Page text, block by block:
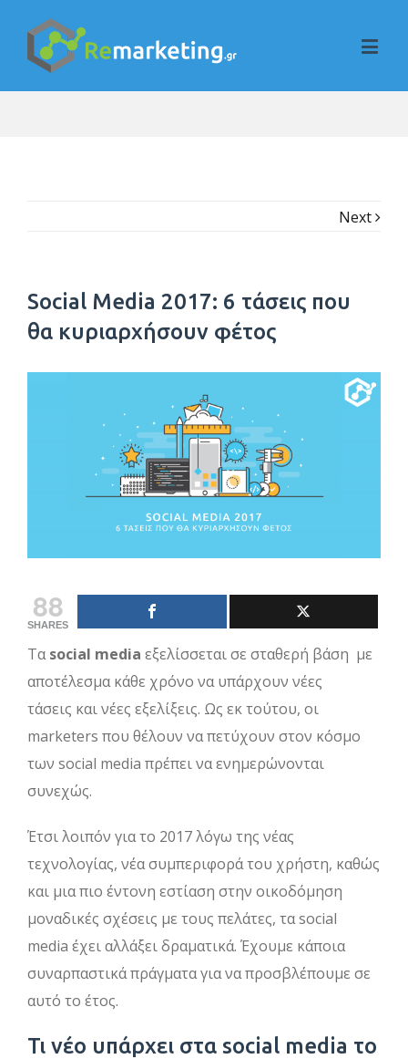
Next
Social Media 2017: 6 τάσεις που
θα κυριαρχήσουν φέτος
88
SHARES
Ταsocial media εξελίσσεται σε σταθερή βάση με
αποτέλεσμα κάθε χρόνο να υπάρχουν νέες
τάσεις και νέες εξελίξεις. Ως εκ τούτου, οι
marketers που θέλουν να πετύχουν στον κόσμο
των social media πρέπει να ενημερώνονται
συνεχώς.
Έτσι λοιπόν για το 2017 λόγω της νέας
τεχνολογίας, νέα συμπεριφορά του χρήστη, καθώς
και μια πιο έντονη εστίαση στην οικοδόμηση
μοναδικές σχέσεις με τους πελάτες, τα social
media έχει αλλάξει δραματικά. Έχουμε κάποια
συναρπαστικά πράγματα για να προσβλέπουμε σε
αυτό το έτος.
Τι νέο υπάρχει στα social media το